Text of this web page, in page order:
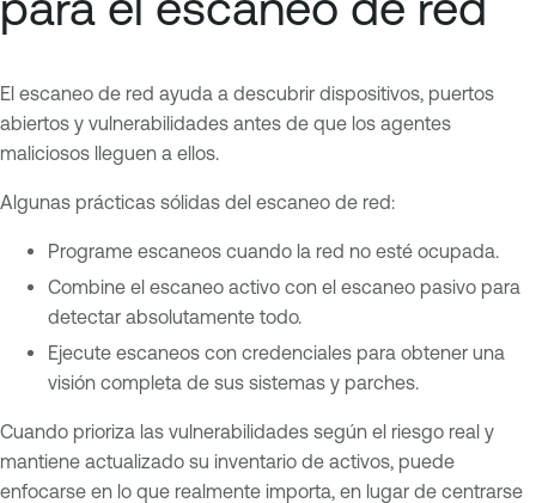
El escaneo de red ayuda a descubrir dispositivos, puertos
abiertos y vulnerabilidades antes de que los agentes
maliciosos lleguen a ellos.
Algunas prácticas sólidas del escaneo de red:
Programe escaneos cuando la red no esté ocupada.
Combine el escaneo activo con el escaneo pasivo para
detectar absolutamente todo.
Ejecute escaneos con credenciales para obtener una
visión completa de sus sistemas y parches.
Cuando prioriza las vulnerabilidades según el riesgo real y
mantiene actualizado su inventario de activos, puede
enfocarse en lo que realmente importa, en lugar de centrarse